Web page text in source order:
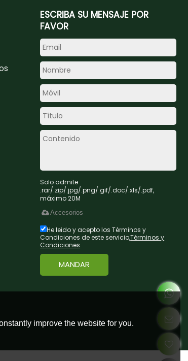
ESCRIBA SU MENSAJE POR
FAVOR
Solo admite
.rar/.zip/.jpg/.png/.gif/.doc/.xls/.pdf,
máximo 20M
Accesorios
He leido y acepto los Términos y
Condiciones de este servicio,Términos y
Condiciones
MANDAR
improve the website for you.